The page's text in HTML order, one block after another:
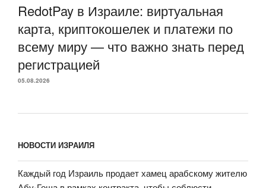
RedotPay в Израиле: виртуальная
карта, криптокошелек и платежи по
всему миру — что важно знать перед
регистрацией
05.08.2026
НОВОСТИ ИЗРАИЛЯ
Каждый год Израиль продает хамец арабскому жителю